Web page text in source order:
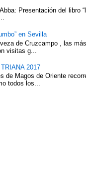
Presentación del libro
en Sevilla
de Cruzcampo , las
visitas g...
2017
de Magos de Oriente
todos los...